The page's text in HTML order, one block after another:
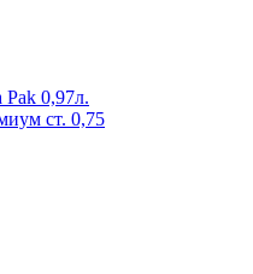
0,97л.
ст. 0,75